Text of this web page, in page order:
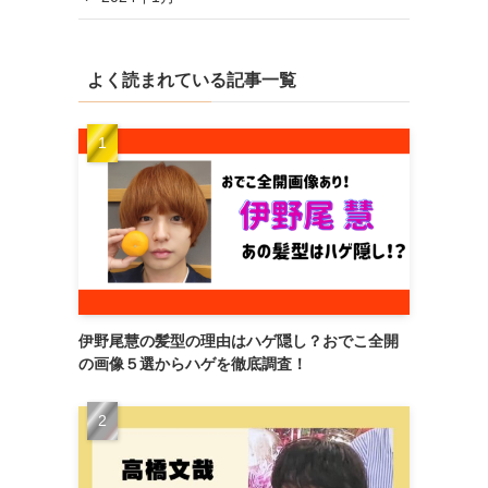
よく読まれている記事一覧
伊野尾慧の髪型の理由はハゲ隠し？おでこ全開
の画像５選からハゲを徹底調査！